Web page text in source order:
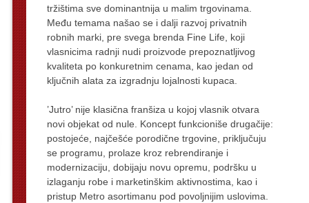
tržištima sve dominantnija u malim trgovinama.
Među temama našao se i dalji razvoj privatnih
robnih marki, pre svega brenda Fine Life, koji
vlasnicima radnji nudi proizvode prepoznatljivog
kvaliteta po konkuretnim cenama, kao jedan od
ključnih alata za izgradnju lojalnosti kupaca.
’Jutro’ nije klasična franšiza u kojoj vlasnik otvara
novi objekat od nule. Koncept funkcioniše drugačije:
postojeće, najčešće porodične trgovine, priključuju
se programu, prolaze kroz rebrendiranje i
modernizaciju, dobijaju novu opremu, podršku u
izlaganju robe i marketinškim aktivnostima, kao i
pristup Metro asortimanu pod povoljnijim uslovima.